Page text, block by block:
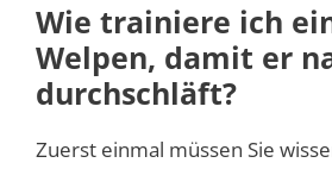
Wie trainiere ich
Welpen, damit er
durchschläft?
Zuerst einmal müssen Sie